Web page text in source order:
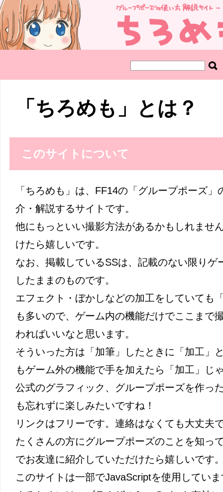
「ちろめも」とは？
このサイトについて
「ちろめも」は、FF14の「グループポーズ
介・解説するサイトです。
他にもっといい撮影方法があるかもしれませ
けたら嬉しいです。
なお、掲載しているSSは、記載のない限りゲ
したままのものです。
エフェクト・ぼかしなどの加工をしていても
も多いので、ゲーム内の機能だけでここまで
わればいいなと思います。
そういった方は「加筆」したときに「加工」
もゲーム外の機能で手を加えたら「加工」じ
公式のグラフィック、グループポーズを作っ
も忘れずに楽しみたいですね！
リンクはフリーです。連絡はなくても大丈夫
たくさんの方にグループポーズのことを知っ
でお友達に紹介していただけたら嬉しいです
このサイトは一部でJavaScriptを使用してい